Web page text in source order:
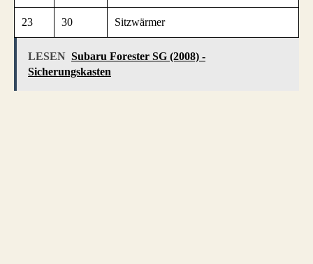
23 30 Sitzwärmer
LESEN Subaru Forester SG (2008) -
Sicherungskasten